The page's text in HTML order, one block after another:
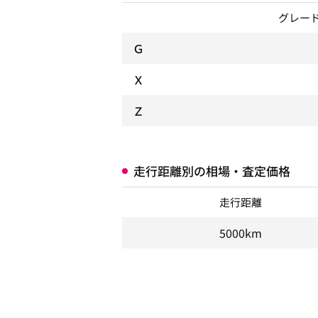
グレー
Ｇ
Ｘ
Ｚ
走行距離別の相場・査定価格
走行距離
5000km